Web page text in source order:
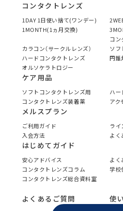
コンタクトレンズ
1DAY 1日使い捨て(ワンデー)
1MONTH(1ヵ月交換)
コン
カラコン（サークルレンズ）
ソフ
ハードコンタクトレンズ
円錐
オルソケラトロジー
ケア用品
ソフトコンタクトレンズ用
ハー
コンタクトレンズ装着薬
アク
メルスプラン
ご利用ガイド
ライ
入会方法
よく
はじめてガイド
安心アドバイス
よく
コンタクトレンズコラム
学校
コンタクトレンズ総合資料室
よくあるご質問 使